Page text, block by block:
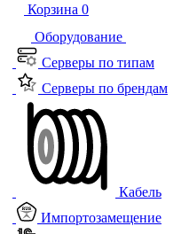
Корзина 0
Оборудование
Серверы по типам
Серверы по брендам
Кабель
Импортозамещение